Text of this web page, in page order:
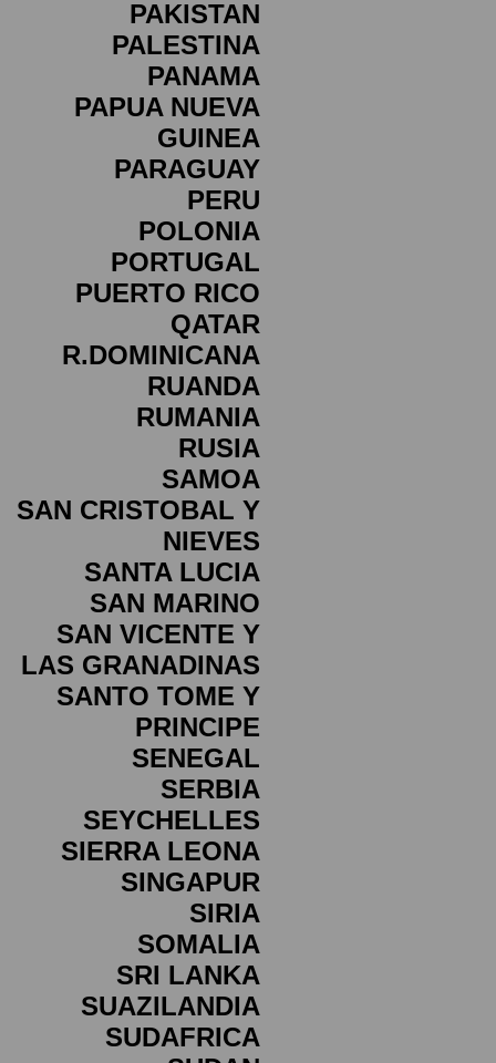
PAKISTAN
PALESTINA
PANAMA
PAPUA NUEVA
GUINEA
PARAGUAY
PERU
POLONIA
PORTUGAL
PUERTO RICO
QATAR
R.DOMINICANA
RUANDA
RUMANIA
RUSIA
SAMOA
SAN CRISTOBAL Y
NIEVES
SANTA LUCIA
SAN MARINO
SAN VICENTE Y
LAS GRANADINAS
SANTO TOME Y
PRINCIPE
SENEGAL
SERBIA
SEYCHELLES
SIERRA LEONA
SINGAPUR
SIRIA
SOMALIA
SRI LANKA
SUAZILANDIA
SUDAFRICA